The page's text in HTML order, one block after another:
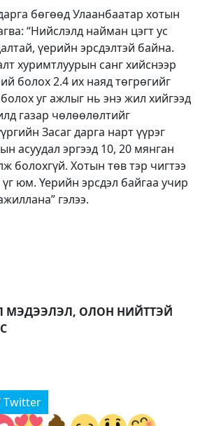
бөгөөд Улаанбаатар хотын
“Нийслэлд найман цэгт ус
үерийн эрсдэлтэй байна.
хуримтлуурын санг хийснээр
болох 2.4 их наяд төгрөгийг
уг ажлыг нь энэ жил хийгээд
газар чөлөөлөлтийг
Засаг дарга нарт үүрэг
асуудал эргээд 10, 20 мянган
болохгүй. Хотын төв тэр чигтээ
юм. Үерийн эрсдэл байгаа учир
гэлээ.
МЭДЭЭЛЭЛ, ОЛОН НИЙТТЭЙ
Twitter